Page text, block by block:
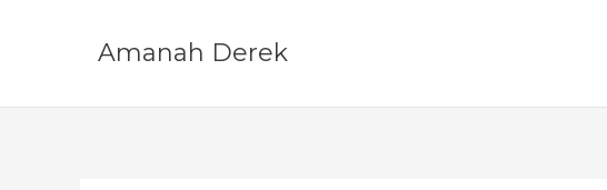
Amanah Derek